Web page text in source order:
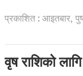
प्रकाशित : आइतबार,
वृष राशिको